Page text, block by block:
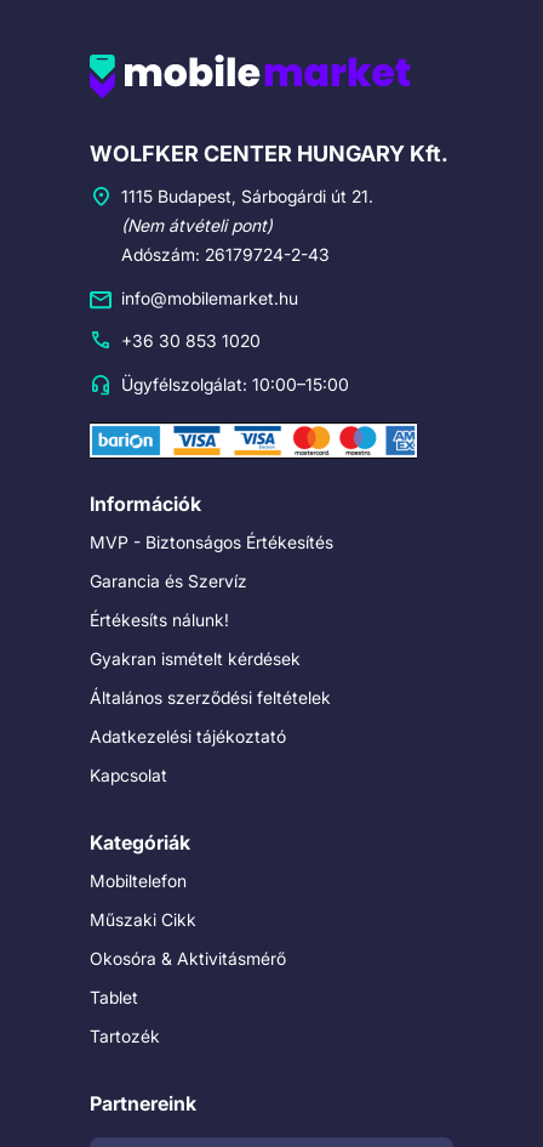
Cégadatok
WOLFKER CENTER HUNGARY Kft.
1115 Budapest, Sárbogárdi út 21.
(Nem átvételi pont)
Adószám: 26179724-2-43
info@mobilemarket.hu
+36 30 853 1020
Ügyfélszolgálat: 10:00–15:00
Információk
MVP - Biztonságos Értékesítés
Garancia és Szervíz
Értékesíts nálunk!
Gyakran ismételt kérdések
Általános szerződési feltételek
Adatkezelési tájékoztató
Kapcsolat
Kategóriák
Mobiltelefon
Műszaki Cikk
Okosóra & Aktivitásmérő
Tablet
Tartozék
Partnereink